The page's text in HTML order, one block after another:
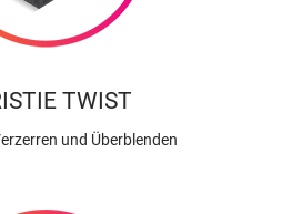
TWIST
und Überblenden